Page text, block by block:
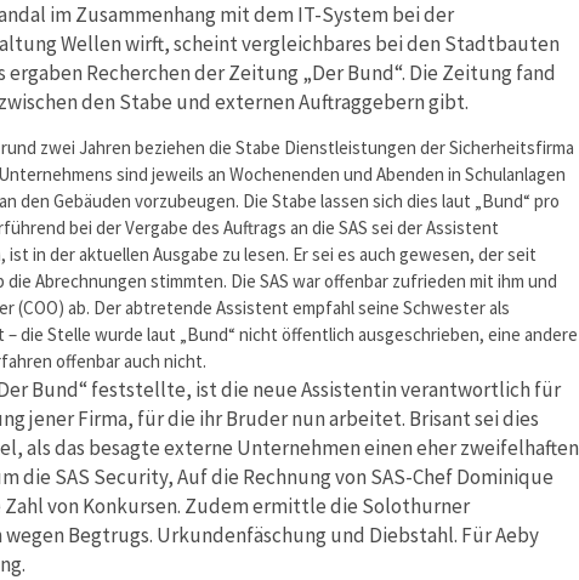
im Zusammenhang mit dem IT-System bei der
Wellen wirft, scheint vergleichbares bei den Stadtbauten
ergaben Recherchen der Zeitung „Der Bund“. Die Zeitung fand
den Stabe und externen Auftraggebern gibt.
zwei Jahren beziehen die Stabe Dienstleistungen der Sicherheitsfirma
sind jeweils an Wochenenden und Abenden in Schulanlagen
den Gebäuden vorzubeugen. Die Stabe lassen sich dies laut „Bund“ pro
bei der Vergabe des Auftrags an die SAS sei der Assistent
in der aktuellen Ausgabe zu lesen. Er sei es auch gewesen, der seit
Abrechnungen stimmten. Die SAS war offenbar zufrieden mit ihm und
(COO) ab. Der abtretende Assistent empfahl seine Schwester als
– die Stelle wurde laut „Bund“ nicht öffentlich ausgeschrieben, eine andere
offenbar auch nicht.
Bund“ feststellte, ist die neue Assistentin verantwortlich für
jener Firma, für die ihr Bruder nun arbeitet. Brisant sei dies
als das besagte externe Unternehmen einen eher zweifelhaften
die SAS Security, Auf die Rechnung von SAS-Chef Dominique
Zahl von Konkursen. Zudem ermittle die Solothurner
Begtrugs. Urkundenfäschung und Diebstahl. Für Aeby